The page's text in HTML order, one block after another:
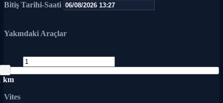
Bitiş Tarihi-Saati
Yakındaki Araçlar
km
Vites